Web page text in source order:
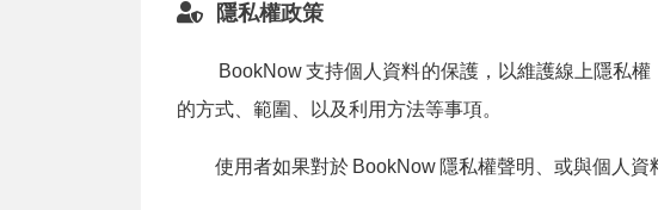
隱私權政策
BookNow支持個人資料的保護，以維護線上隱私權
的方式、範圍、以及利用方法等事項。
使用者如果對於 BookNow 隱私權聲明、或與個人